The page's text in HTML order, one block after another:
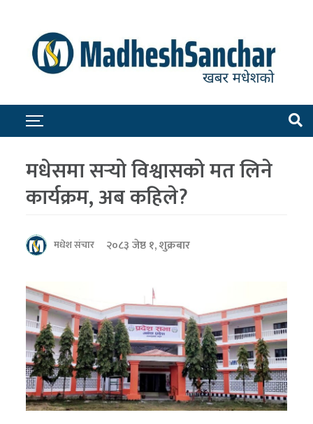
मधेसमा सर्‍यो विश्वासको मत लिने
कार्यक्रम, अब कहिले?
मधेश संचार २०८३ जेष्ठ १, शुक्रबार